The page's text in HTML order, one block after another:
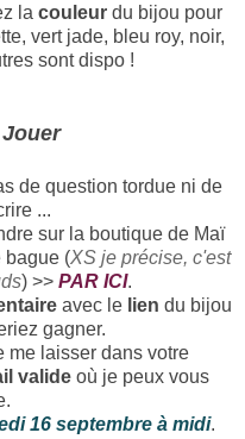
la couleurdu bijou pour
vert jade, bleu roy, noir,
sont dispo !
de question tordue ni de
...
sur la boutique de Maï
bague (XS je précise, c'est
) >> PAR ICI.
avec le lien du bijou
gagner.
me laisser dans votre
valide où je peux vous
16 septembre à midi.